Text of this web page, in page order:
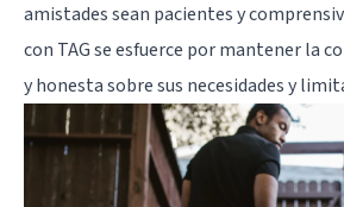
amistades sean pacientes y
con TAG se esfuerce por mantener la
y honesta sobre sus necesidades y